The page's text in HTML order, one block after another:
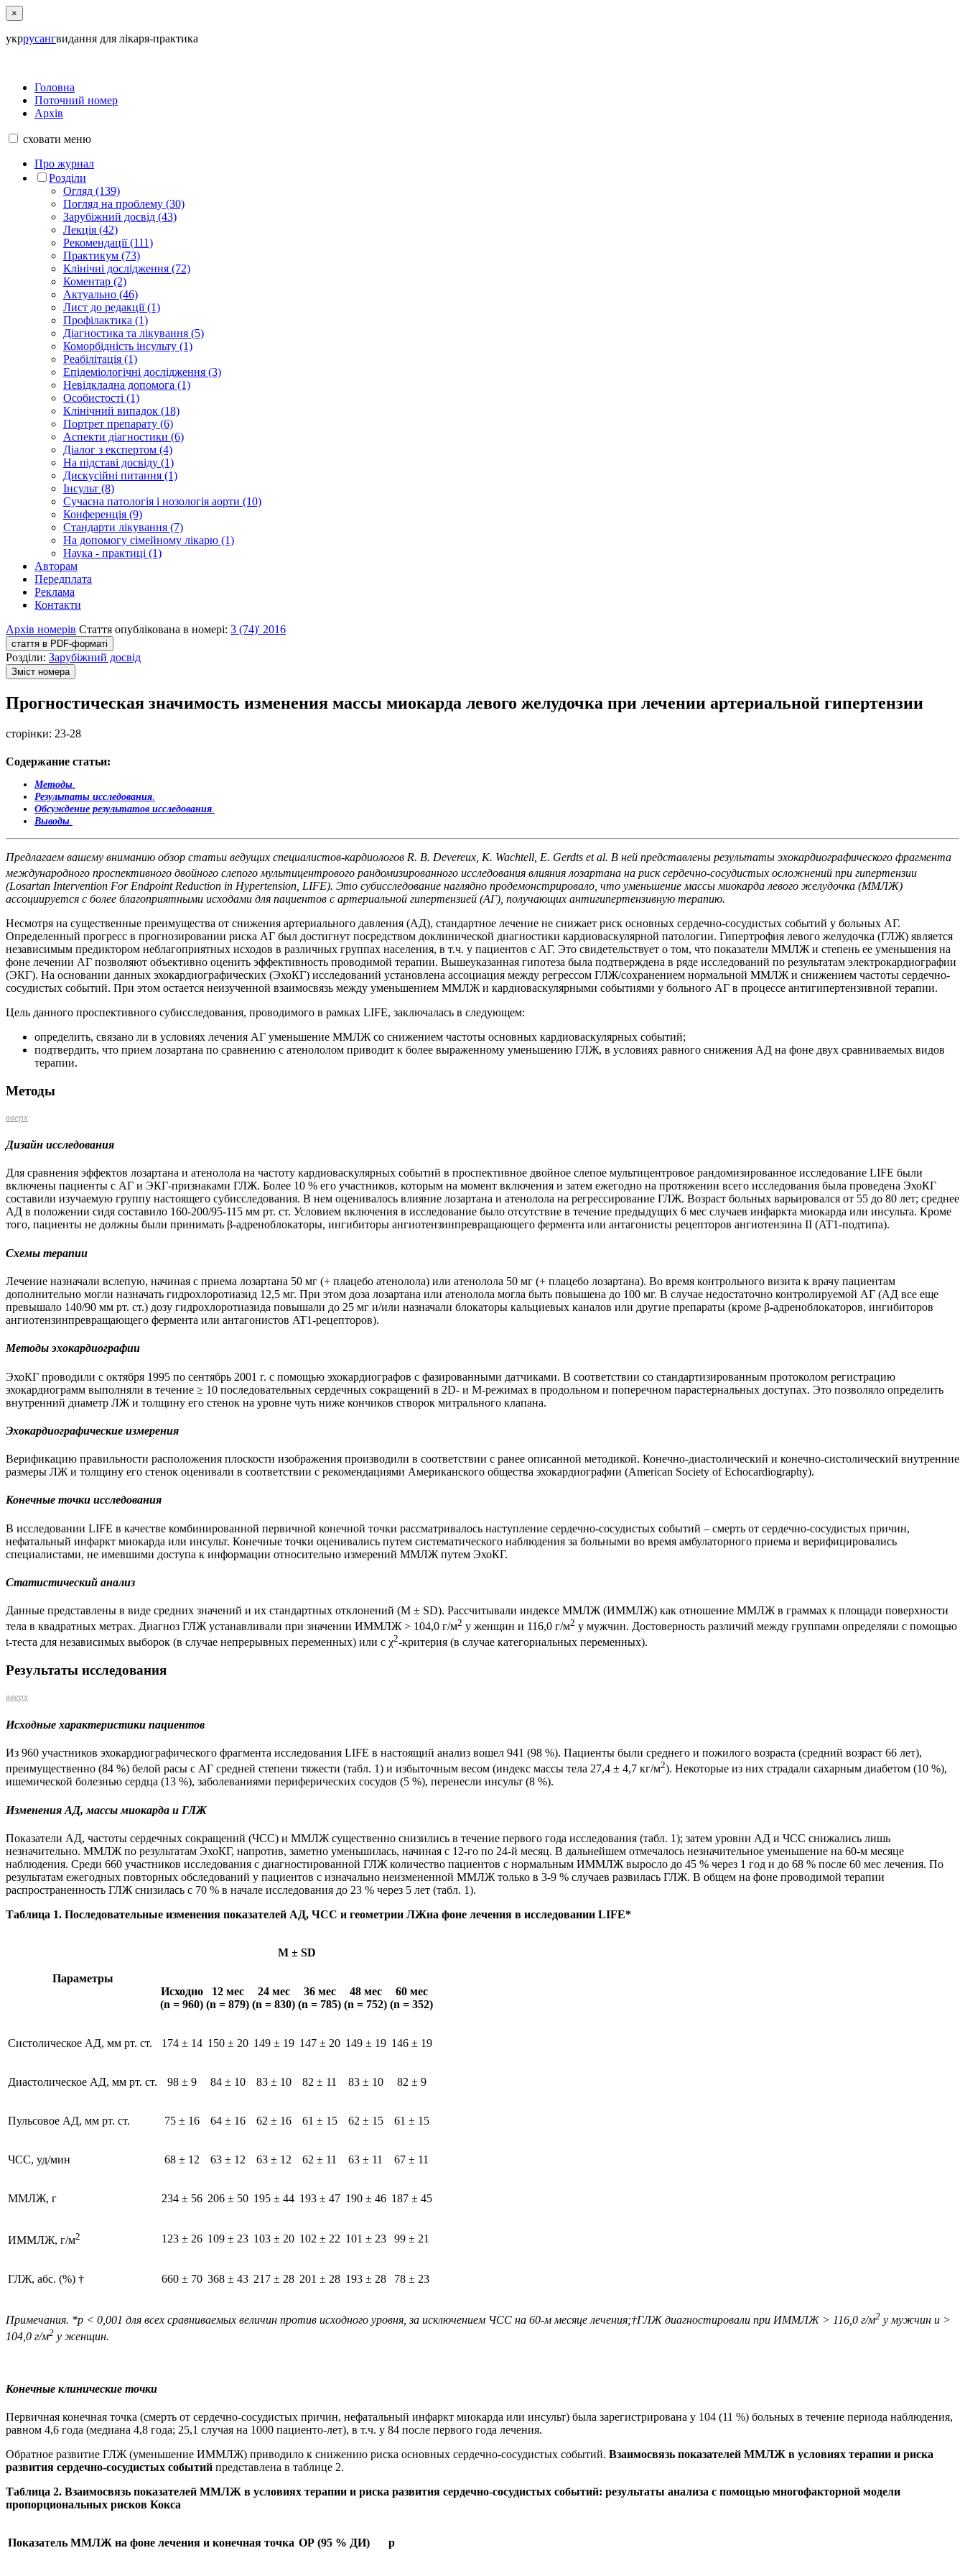
×
укррусангвидання для лікаря-практика
Головна
Поточний номер
Архів
сховати меню
Про журнал
Розділи
Огляд (139)
Погляд на проблему (30)
Зарубіжний досвід (43)
Лекція (42)
Рекомендації (111)
Практикум (73)
Клінічні дослідження (72)
Коментар (2)
Актуально (46)
Лист до редакції (1)
Профілактика (1)
Діагностика та лікування (5)
Коморбідність інсульту (1)
Реабілітація (1)
Епідеміологічні дослідження (3)
Невідкладна допомога (1)
Особистості (1)
Клінічний випадок (18)
Портрет препарату (6)
Аспекти діагностики (6)
Діалог з експертом (4)
На підставі досвіду (1)
Дискусійні питання (1)
Інсульт (8)
Сучасна патологія і нозологія аорти (10)
Конференція (9)
Стандарти лікування (7)
На допомогу сімейному лікарю (1)
Наука - практиці (1)
Авторам
Передплата
Реклама
Контакти
Архів номерів Стаття опублікована в номері: 3 (74)' 2016
стаття в PDF-форматі
Розділи: Зарубіжний досвід
Зміст номера
Прогностическая значимость изменения массы миокарда левого желудочка при лечении артериальной гипертензии
сторінки: 23-28
Содержание статьи:
Методы.
Результаты исследования.
Обсуждение результатов исследования.
Выводы.
Предлагаем вашему вниманию обзор статьи ведущих специалистов-кардиологов R. B. Devereux, K. Wachtell, E. Gerdts et al. В ней представлены результаты эхокардиографического фрагмента
международного проспективного двойного слепого мультицентрового рандомизированного исследования влияния лозартана на риск сердечно-сосудистых осложнений при гипертензии
(Losartan Intervention For Endpoint Reduction in Hypertension, LIFE). Это субисследование наглядно продемонстрировало, что уменьшение массы миокарда левого желудочка (ММЛЖ)
ассоциируется с более благоприятными исходами для пациентов с артериальной гипертензией (АГ), получающих антигипертензивную терапию.
Несмотря на существенные преимущества от снижения артериального давления (АД), стандартное лечение не снижает риск основных сердечно-сосудистых событий у больных АГ.
Определенный прогресс в прогнозировании риска АГ был достигнут посредством доклинической диагностики кардиоваскулярной патологии. Гипертрофия левого желудочка (ГЛЖ) является
независимым предиктором неблагоприятных исходов в различных группах населения, в т.ч. у пациентов с АГ. Это свидетельствует о том, что показатели ММЛЖ и степень ее уменьшения на
фоне лечении АГ позволяют объективно оценить эффективность проводимой терапии. Вышеуказанная гипотеза была подтверждена в ряде исследований по результатам электрокардиографии
(ЭКГ). На основании данных эхокардиографических (ЭхоКГ) исследований установлена ассоциация между регрессом ГЛЖ/сохранением нормальной ММЛЖ и снижением частоты сердечно-
сосудистых событий. При этом остается неизученной взаимосвязь между уменьшением ММЛЖ и кардиоваскулярными событиями у больного АГ в процессе антигипертензивной терапии.
Цель данного проспективного субисследования, проводимого в рамках LIFE, заключалась в следующем:
определить, связано ли в условиях лечения АГ уменьшение ММЛЖ со снижением частоты основных кардиоваскулярных событий;
подтвердить, что прием лозартана по сравнению с атенололом приводит к более выраженному уменьшению ГЛЖ, в условиях равного снижения АД на фоне двух сравниваемых видов
терапии.
Методы
вверх
Дизайн исследования
Для сравнения эффектов лозартана и атенолола на частоту кардиоваскулярных событий в проспективное двойное слепое мультицентровое рандомизированное исследование LIFE были
включены пациенты с АГ и ЭКГ-признаками ГЛЖ. Более 10 % его участников, которым на момент включения и затем ежегодно на протяжении всего исследования была проведена ЭхоКГ
составили изучаемую группу настоящего субисследования. В нем оценивалось влияние лозартана и атенолола на регрессирование ГЛЖ. Возраст больных варьировался от 55 до 80 лет; среднее
АД в положении сидя составило 160-200/95-115 мм рт. ст. Условием включения в исследование было отсутствие в течение предыдущих 6 мес случаев инфаркта миокарда или инсульта. Кроме
того, пациенты не должны были принимать ­β-адреноблокаторы, ингибиторы ангиотензинпревращающего фермента или антагонисты рецепторов ангиотензина II (AT1-подтипа).
Схемы терапии
Лечение назначали вслепую, начиная с приема лозартана 50 мг (+ плацебо атенолола) или атенолола 50 мг (+ плацебо лозартана). Во время контрольного визита к врачу пациентам
дополнительно могли назначать гидрохлоротиазид 12,5 мг. При этом доза лозартана или атенолола могла быть повышена до 100 мг. В случае недостаточно контролируемой АГ (АД все еще
превышало 140/90 мм рт. ст.) дозу гидрохлоротиазида повышали до 25 мг и/или назначали блокаторы кальциевых каналов или другие препараты (кроме β-адреноблокаторов, ингибиторов
ангиотензинпревращающего фермента или антагонистов AT1-рецепторов).
Методы эхокардиографии
ЭхоКГ проводили с октября 1995 по сентябрь 2001 г. с помощью эхокардиографов с фазированными датчиками. В соответствии со стандартизированным протоколом регистрацию
эхокардиограмм выполняли в течение ≥ 10 последовательных сердечных сокращений в 2D- и M-режимах в продольном и поперечном пара­стернальных доступах. Это позволяло определить
внутренний диаметр ЛЖ и толщину его стенок на уровне чуть ниже кончиков створок митрального клапана.
Эхокардиографические измерения
Верификацию правильности расположения плоскости изображения производили в соответствии с ранее описанной методикой. Конечно-диастолический и конечно-систолический внутренние
размеры ЛЖ и толщину его стенок оценивали в соответствии с рекомендациями Американского общества эхокардиографии (American Society of Echocardiography).
Конечные точки исследования
В исследовании LIFE в качестве комбинированной первичной конечной точки рассматривалось наступление сердечно-сосудистых событий – смерть от сердечно-сосудистых причин,
нефатальный инфаркт миокарда или инсульт. Конечные точки оценивались путем систематического наблюдения за больными во время амбулаторного приема и верифицировались
специалистами, не имевшими доступа к информации относительно измерений ММЛЖ путем ЭхоКГ.
Статистический анализ
Данные представлены в виде средних значений и их стандартных отклонений (M ± SD). Рассчитывали индексе ММЛЖ (ИММЛЖ) как отношение ММЛЖ в граммах к площади поверхности
тела в квадратных метрах. Диагноз ГЛЖ устанавливали при значении ИММЛЖ > 104,0 г/м2 у женщин и 116,0 г/м2 у мужчин. Достоверность различий между группами определяли с помощью
t-теста для независимых выборок (в случае непрерывных переменных) или с χ2-критерия (в случае категориальных переменных).
Результаты исследования
вверх
Исходные характеристики пациентов
Из 960 участников эхокардиографического фрагмента исследования LIFE в настоящий анализ вошел 941 (98 %). Пациенты были среднего и пожилого возраста (средний возраст 66 лет),
преимущественно (84 %) белой расы с АГ средней степени тяжести (табл. 1) и избыточным весом (индекс массы тела 27,4 ± 4,7 кг/м2). Некоторые из них страдали сахарным диабетом (10 %),
ишемической болезнью сердца (13 %), заболеваниями периферических сосудов (5 %), перенесли инсульт (8 %).
Изменения АД, массы миокарда и ГЛЖ
Показатели АД, частоты сердечных сокращений (ЧСС) и ММЛЖ существенно снизились в течение первого года исследования (табл. 1); затем уровни АД и ЧСС снижались лишь
незначительно. ММЛЖ по результатам ЭхоКГ, напротив, заметно уменьшилась, начиная с 12-го по 24-й месяц. В дальнейшем отмечалось незначительное уменьшение на 60-м месяце
наблюдения. Среди 660 участников исследования с диагностированной ГЛЖ количество пациентов с нормальным ИММЛЖ выросло до 45 % через 1 год и до 68 % после 60 мес лечения. По
результатам ежегодных повторных обследований у пациентов с изначально неизмененной ММЛЖ только в 3-9 % случаев развилась ГЛЖ. В общем на фоне проводимой терапии
распространенность ГЛЖ снизилась с 70 % в начале исследования до 23 % через 5 лет (табл. 1).
Таблица 1. Последовательные изменения показателей АД, ЧСС и геометрии ЛЖна фоне лечения в исследовании LIFE*
Параметры
M ± SD
Исходно
(n = 960)
12 мес
(n = 879)
24 мес
(n = 830)
36 мес
(n = 785)
48 мес
(n = 752)
60 мес
(n = 352)
Систолическое АД, мм рт. ст. 174 ± 14 150 ± 20 149 ± 19 147 ± 20 149 ± 19 146 ± 19
Диастолическое АД, мм рт. ст. 98 ± 9 84 ± 10 83 ± 10 82 ± 11 83 ± 10 82 ± 9
Пульсовое АД, мм рт. ст. 75 ± 16 64 ± 16 62 ± 16 61 ± 15 62 ± 15 61 ± 15
ЧСС, уд/мин 68 ± 12 63 ± 12 63 ± 12 62 ± 11 63 ± 11 67 ± 11
ММЛЖ, г 234 ± 56 206 ± 50 195 ± 44 193 ± 47 190 ± 46 187 ± 45
ИММЛЖ, г/м2 123 ± 26 109 ± 23 103 ± 20 102 ± 22 101 ± 23 99 ± 21
ГЛЖ, абс. (%) † 660 ± 70 368 ± 43 217 ± 28 201 ± 28 193 ± 28 78 ± 23
Примечания. *р < 0,001 для всех сравниваемых величин против исходного уровня, за исключением ЧСС на 60-м месяце лечения;†ГЛЖ диагностировали при ИММЛЖ > 116,0 г/м2 у мужчин и >
104,0 г/м2 у женщин.
Конечные клинические точки
Первичная конечная точка (смерть от сердечно-сосудистых причин, нефатальный инфаркт миокарда или инсульт) была зарегистрирована у 104 (11 %) больных в течение периода наблюдения,
равном 4,6 года (медиана 4,8 года; 25,1 случая на 1000 пациенто-лет), в т.ч. у 84 после первого года лечения.
Обратное развитие ГЛЖ (уменьшение ИММЛЖ) приводило к снижению риска основных сердечно-сосудистых событий. Взаимосвязь показателей ММЛЖ в условиях терапии и риска
развития сердечно-сосудистых событий представлена в таблице 2.
Таблица 2. Взаимосвязь показателей ММЛЖ в условиях терапии и риска развития сердечно-сосудистых событий: результаты анализа с помощью многофакторной модели
пропорциональных рисков Кокса
Показатель ММЛЖ на фоне лечения и конечная точка ОР (95 % ДИ) р